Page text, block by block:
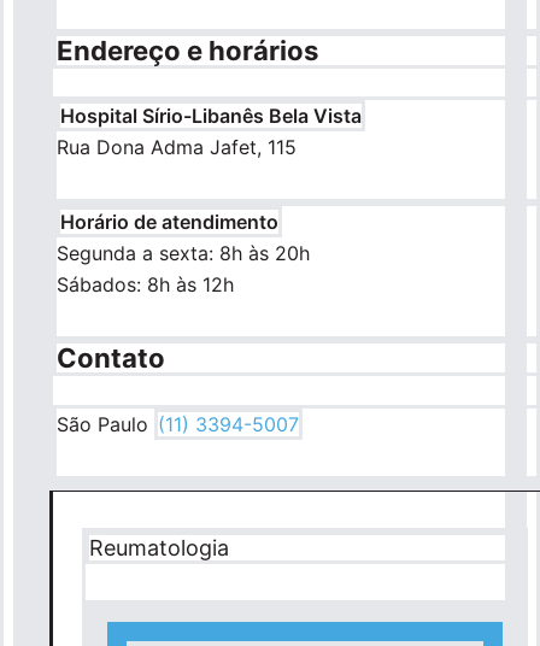
Endereço e horários
Hospital Sírio-Libanês Bela Vista
Rua Dona Adma Jafet, 115
Horário de atendimento
Segunda a sexta: 8h às 20h
Sábados: 8h às 12h
Contato
São Paulo (11) 3394-5007
Reumatologia